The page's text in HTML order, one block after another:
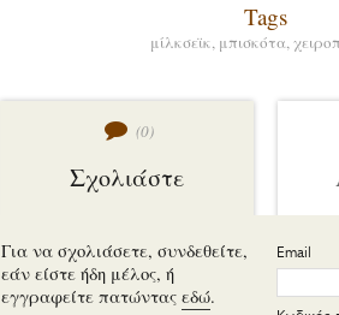
Tags
μίλκσεϊκ, μπισκότα,
(0)
Σχολιάστε
Για να σχολιάσετε, συνδεθείτε,
εάν είστε ήδη μέλος, ή
εγγραφείτε πατώντας εδώ.
Email